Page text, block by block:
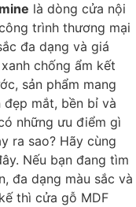
là dòng cửa nội
trình thương mại
đa dạng và giá
chống ẩm kết
sản phẩm mang
mắt, bền bỉ và
những ưu điểm gì
ra sao? Hãy cùng
Nếu bạn đang tìm
đa dạng màu sắc và
thì cửa gỗ MDF